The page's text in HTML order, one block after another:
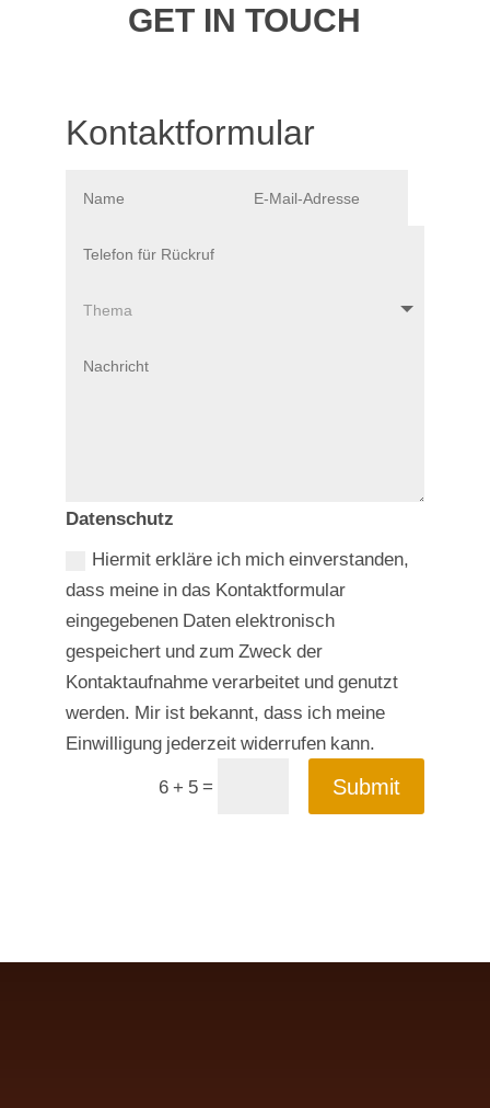
GET IN TOUCH
Kontaktformular
Datenschutz
Hiermit erkläre ich mich einverstanden,
dass meine in das Kontaktformular
eingegebenen Daten elektronisch
gespeichert und zum Zweck der
Kontaktaufnahme verarbeitet und genutzt
werden. Mir ist bekannt, dass ich meine
Einwilligung jederzeit widerrufen kann.
6 + 5= Submit